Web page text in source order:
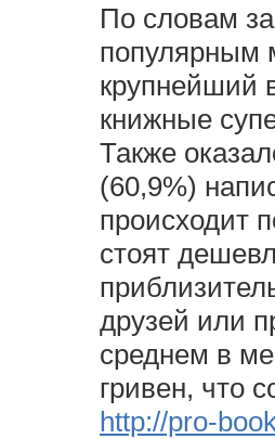
По словам
популярным
крупнейший
книжные
Также
(60,9%)
происходит
стоят
друзей или
среднем в
гривен, что
http://pro-